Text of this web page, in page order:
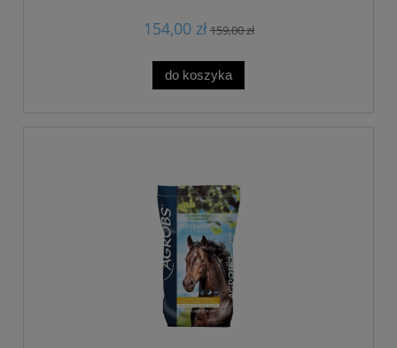
154,00 zł159,00 zł
do koszyka